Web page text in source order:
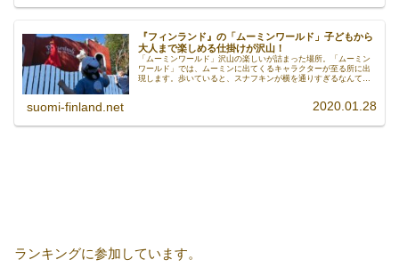
『フィンランド』の「ムーミンワールド」子どもから
大人まで楽しめる仕掛けが沢山！
「ムーミンワールド」沢山の楽しいが詰まった場所。「ムーミン
ワールド」では、ムーミンに出てくるキャラクターが至る所に出
現します。歩いていると、スナフキンが横を通りすぎるなんてこ
suomi-finland.net 2020.01.28
ランキングに参加しています。